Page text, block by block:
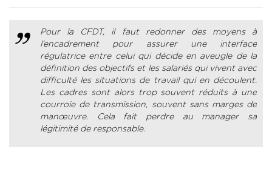
Pour la CFDT, il faut redonner des moyens à
l’encadrement pour assurer une interface
régulatrice entre celui qui décide en aveugle de la
définition des objectifs et les salariés qui vivent avec
difficulté les situations de travail qui en découlent.
Les cadres sont alors trop souvent réduits à une
courroie de transmission, souvent sans marges de
manœuvre. Cela fait perdre au manager sa
légitimité de responsable.